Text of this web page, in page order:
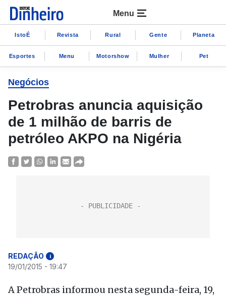
Menu
IstoÉ Revista Rural Gente Planeta
Esportes Menu Motorshow Mulher Pet
Negócios
Petrobras anuncia aquisição
de 1 milhão de barris de
petróleo AKPO na Nigéria
REDAÇÃO i
19/01/2015 - 19:47
A Petrobras informou nesta segunda-feira, 19,